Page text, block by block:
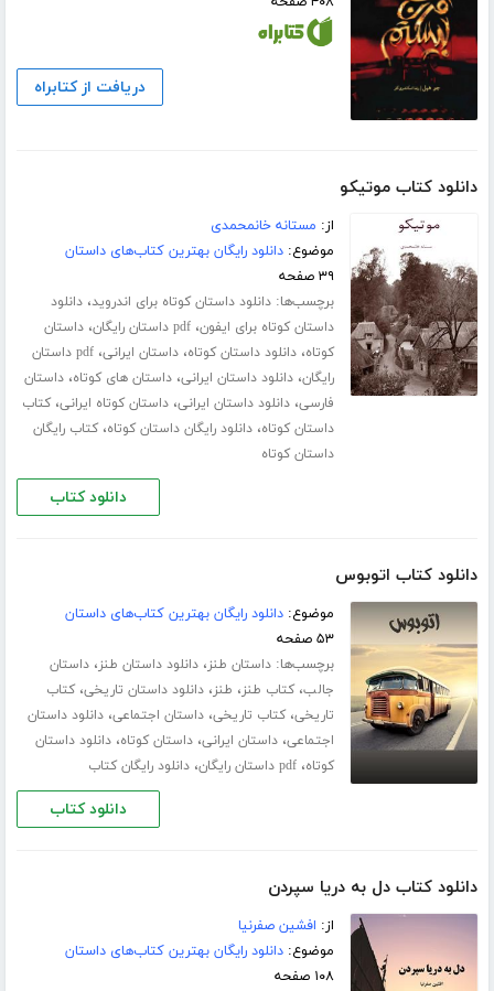
دریافت از کتابراه
دانلود کتاب موتیکو
از: مستانه خانمحمدی
موضوع:دانلود رایگان بهترین کتاب‌های داستان
۳۹ صفحه
برچسب‌ها:دانلود داستان کوتاه برای اندروید،دانلود
داستان کوتاه برای ایفون،pdf داستان رایگان ،داستان
کوتاه،دانلود داستان کوتاه،داستان ایرانی،
pdf داستان
رایگان،دانلود داستان ایرانی،داستان های کوتاه،داستان
فارسی،دانلود داستان ایرانی،داستان کوتاه ایرانی،کتاب
داستان کوتاه،دانلود رایگان داستان کوتاه،کتاب رایگان
داستان کوتاه
دانلود کتاب
دانلود کتاب اتوبوس
موضوع:دانلود رایگان بهترین کتاب‌های داستان
۵۳ صفحه
برچسب‌ها:داستان طنز،دانلود داستان طنز،داستان
جالب،کتاب طنز، طنز،دانلود داستان تاریخی،کتاب
تاریخی،کتاب تاریخی،داستان اجتماعی،دانلود داستان
اجتماعی،داستان ایرانی،داستان کوتاه،دانلود داستان
کوتاه،pdf داستان رایگان ،دانلود رایگان کتاب
دانلود کتاب
دانلود کتاب دل به دریا سپردن
از: افشین صفرنیا
موضوع:دانلود رایگان بهترین کتاب‌های داستان
۱۰۸ صفحه